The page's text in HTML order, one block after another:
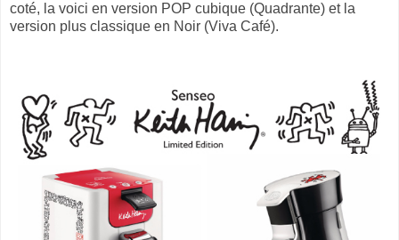
coté, la voici en version POP cubique (Quadrante) et la
version plus classique en Noir (Viva Café).